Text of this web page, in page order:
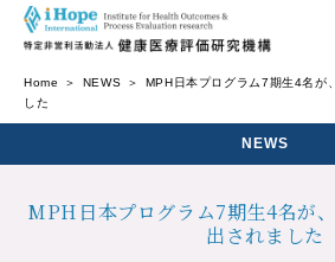
Home NEWS
MPH日本プログラム7期生4名が
した
NEWS
MPH日本プログラム7期生4名が
出されました